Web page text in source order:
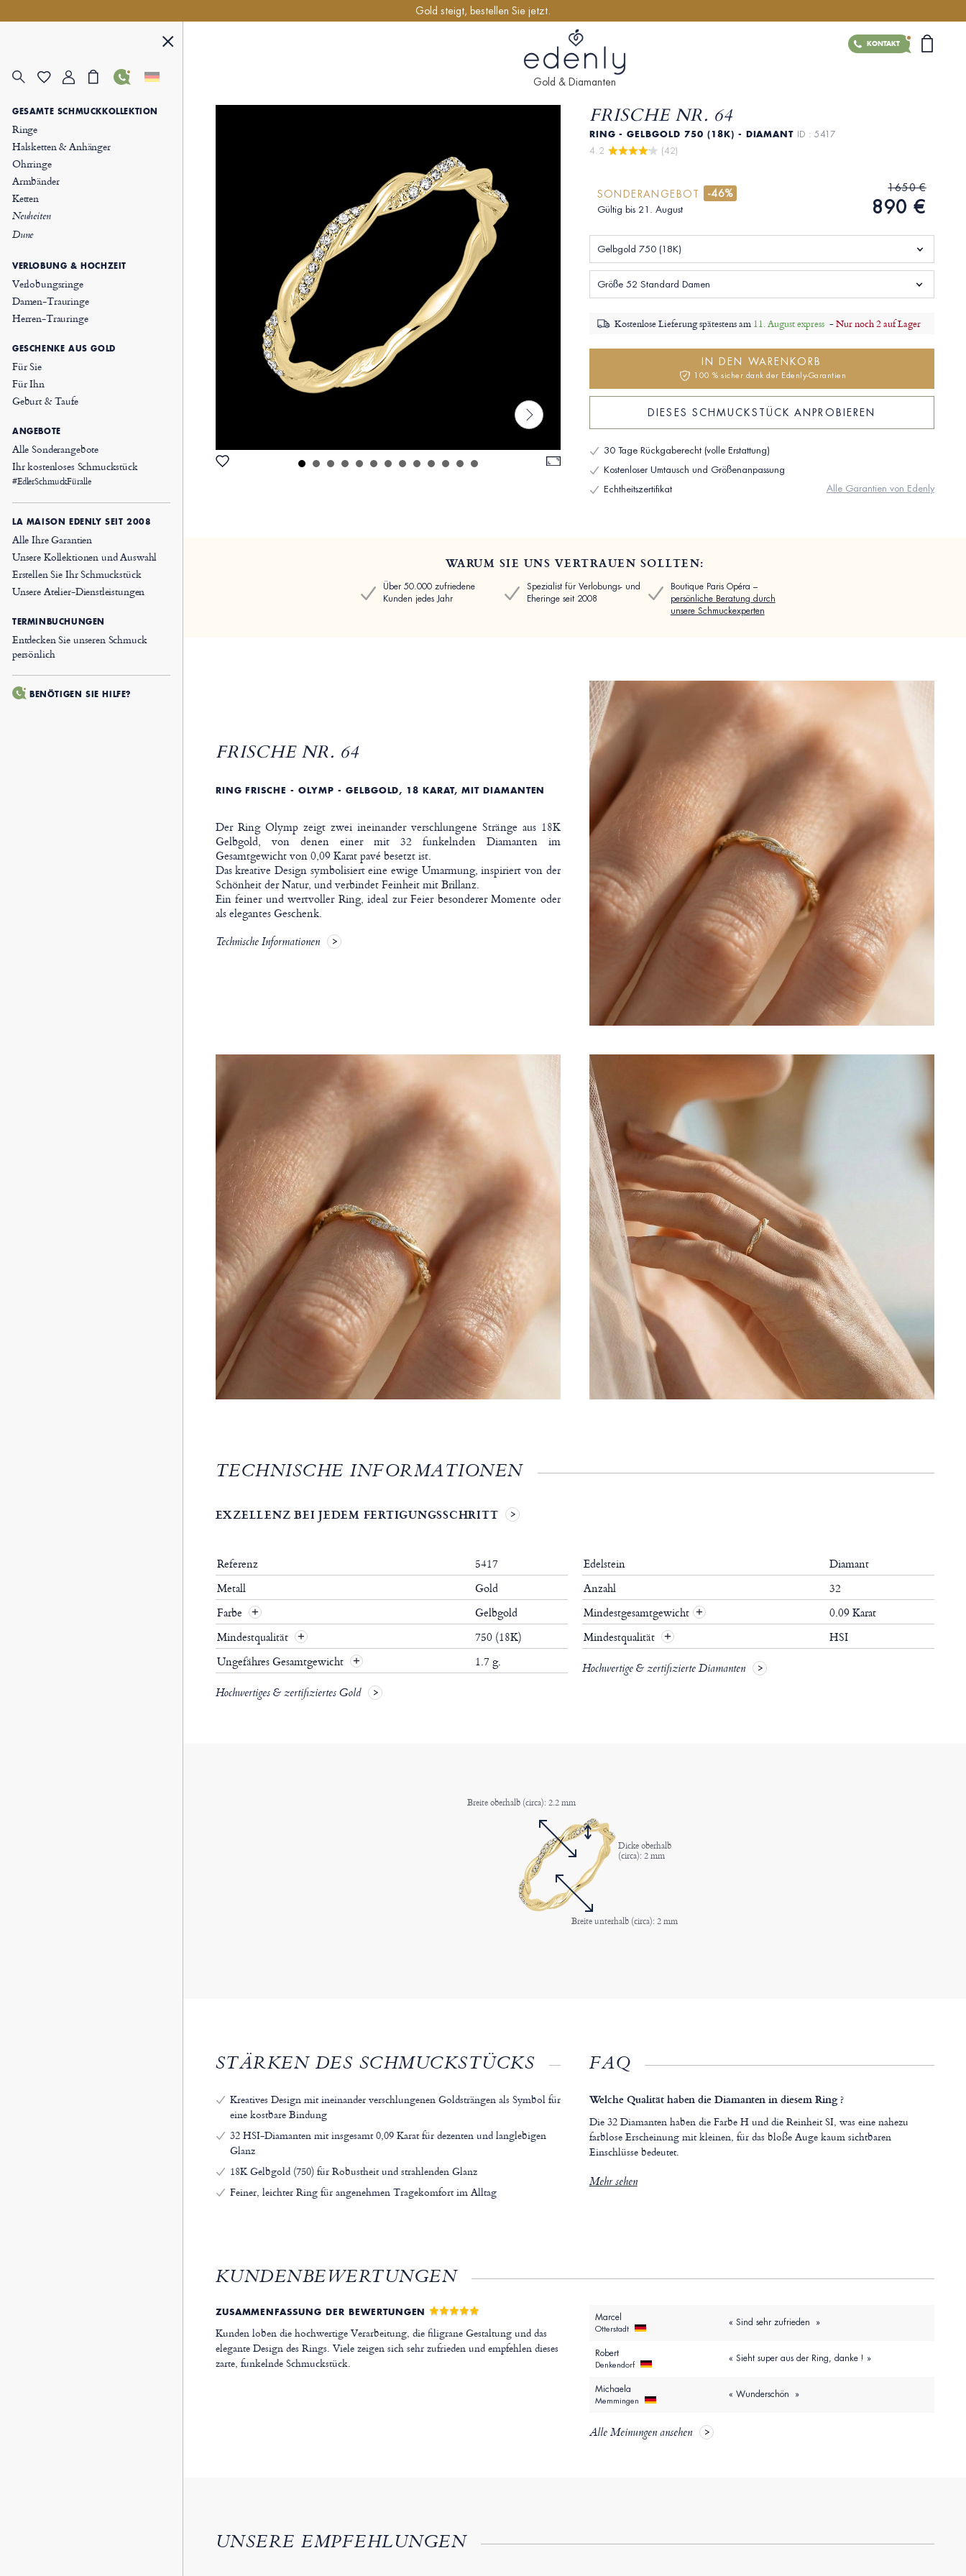
GESAMTE SCHMUCKKOLLEKTION
Ringe
Halsketten & Anhänger
Ohrringe
Armbänder
Ketten
Neuheiten
Dune
VERLOBUNG & HOCHZEIT
Verlobungsringe
Damen-Trauringe
Herren-Trauringe
GESCHENKE AUS GOLD
Für Sie
Für Ihn
Geburt & Taufe
ANGEBOTE
Alle Sonderangebote
Ihr kostenloses Schmuckstück
#EdlerSchmuckFüralle
LA MAISON EDENLY SEIT 2008
Alle Ihre Garantien
Unsere Kollektionen und Auswahl
Erstellen Sie Ihr Schmuckstück
Unsere Atelier-Dienstleistungen
TERMINBUCHUNGEN
Entdecken Sie unseren Schmuck
persönlich
BENÖTIGEN SIE HILFE?
Gold steigt, bestellen Sie jetzt.
KONTAKT
Gold & Diamanten
FRISCHE NR. 64
RING - GELBGOLD 750 (18K) - DIAMANT ID : 5417
4.2
(42)
SONDERANGEBOT -46%
Gültig bis 21. August
1650 €
890 €
Gelbgold 750 (18K)
Größe 52 Standard Damen
Kostenlose Lieferung spätestens am 11. August express -Nur noch 2 auf Lager
IN DEN WARENKORB
100 % sicher dank der Edenly-Garantien
DIESES SCHMUCKSTÜCK ANPROBIEREN
30 Tage Rückgaberecht (volle Erstattung)
Kostenloser Umtausch und Größenanpassung
Echtheitszertifikat
Alle Garantien von Edenly
WARUM SIE UNS VERTRAUEN SOLLTEN:
Über 50.000 zufriedene
Kunden jedes Jahr
Spezialist für Verlobungs- und
Eheringe seit 2008
Boutique Paris Opéra –
persönliche Beratung durch
unsere Schmuckexperten
FRISCHE NR. 64
RING FRISCHE - OLYMP - GELBGOLD, 18 KARAT, MIT DIAMANTEN
Der Ring Olymp zeigt zwei ineinander verschlungene Stränge aus 18K
Gelbgold, von denen einer mit 32 funkelnden Diamanten im
Gesamtgewicht von 0,09 Karat pavé besetzt ist.
Das kreative Design symbolisiert eine ewige Umarmung, inspiriert von der
Schönheit der Natur, und verbindet Feinheit mit Brillanz.
Ein feiner und wertvoller Ring, ideal zur Feier besonderer Momente oder
als elegantes Geschenk.
Technische Informationen
TECHNISCHE INFORMATIONEN
EXZELLENZ BEI JEDEM FERTIGUNGSSCHRITT
Referenz
5417
Metall
Gold
Farbe
Gelbgold
Mindestqualität
750 (18K)
Ungefähres Gesamtgewicht
1.7 g.
Hochwertiges & zertifiziertes Gold
Edelstein
Diamant
Anzahl
32
Mindestgesamtgewicht +
0.09 Karat
Mindestqualität
+ HSI
Hochwertige & zertifizierte Diamanten
Breite oberhalb (circa): 2.2 mm
Dicke oberhalb
(circa): 2 mm
Breite unterhalb (circa): 2 mm
STÄRKEN DES SCHMUCKSTÜCKS
Kreatives Design mit ineinander verschlungenen Goldsträngen als Symbol für
eine kostbare Bindung
32 HSI-Diamanten mit insgesamt 0,09 Karat für dezenten und langlebigen
Glanz
18K Gelbgold (750) für Robustheit und strahlenden Glanz
Feiner, leichter Ring für angenehmen Tragekomfort im Alltag
FAQ
Welche Qualität haben die Diamanten in diesem Ring ?
Die 32 Diamanten haben die Farbe H und die Reinheit SI, was eine nahezu
farblose Erscheinung mit kleinen, für das bloße Auge kaum sichtbaren
Einschlüsse bedeutet.
Mehr sehen
KUNDENBEWERTUNGEN
ZUSAMMENFASSUNG DER BEWERTUNGEN
Kunden loben die hochwertige Verarbeitung, die filigrane Gestaltung und das
elegante Design des Rings. Viele zeigen sich sehr zufrieden und empfehlen dieses
zarte, funkelnde Schmuckstück.
Marcel
Otterstadt
« Sind sehr zufrieden »
Robert
Denkendorf
« Sieht super aus der Ring, danke ! »
Michaela
Memmingen
« Wunderschön »
Alle Meinungen ansehen
UNSERE EMPFEHLUNGEN